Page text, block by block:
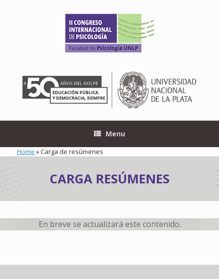
Menu
Home »Carga de resúmenes
CARGA RESÚMENES
En breve se actualizará este contenido.